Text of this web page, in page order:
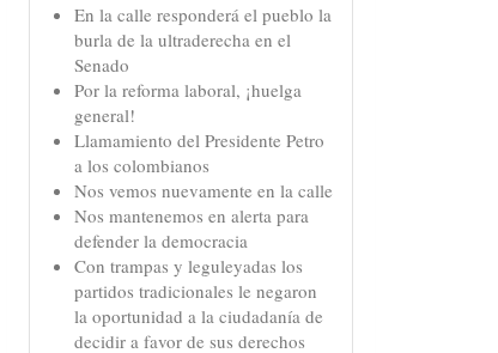
En la calle responderá el pueblo la
burla de la ultraderecha en el
Senado
Por la reforma laboral, ¡huelga
general!
Llamamiento del Presidente Petro
a los colombianos
Nos vemos nuevamente en la calle
Nos mantenemos en alerta para
defender la democracia
Con trampas y leguleyadas los
partidos tradicionales le negaron
la oportunidad a la ciudadanía de
decidir a favor de sus derechos